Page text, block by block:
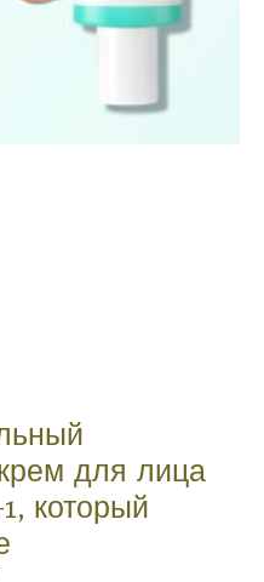
для лица
который